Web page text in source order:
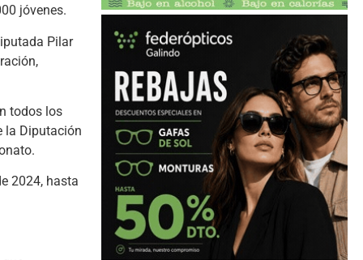
jóvenes.
Pilar
todos los
la Diputación
2024, hasta